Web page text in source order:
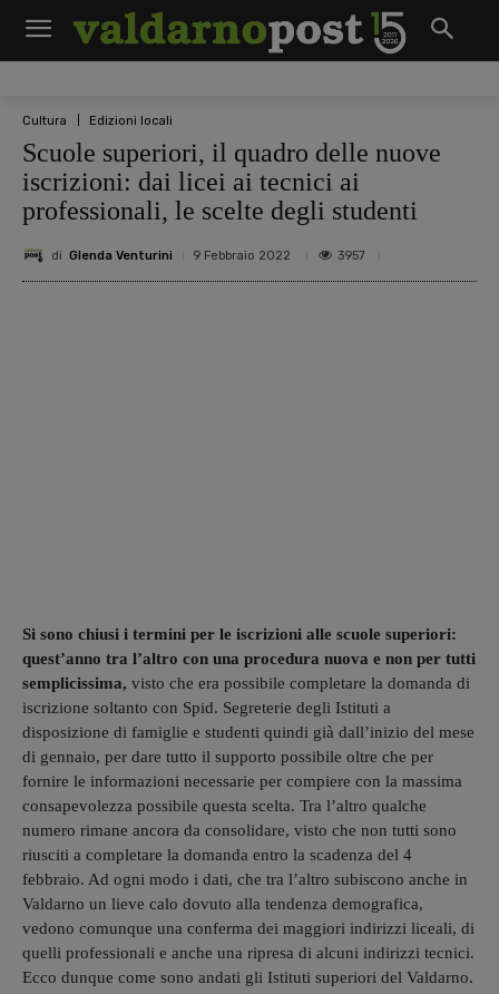
Cultura Edizioni locali
Scuole superiori, il quadro delle nuove
iscrizioni: dai licei ai tecnici ai
professionali, le scelte degli studenti
di Glenda Venturini 9 Febbraio 2022 3957
Si sono chiusi i termini per le iscrizioni alle scuole superiori:
quest’anno tra l’altro con una procedura nuova e non per tutti
semplicissima, visto che era possibile completare la domanda di
iscrizione soltanto con Spid. Segreterie degli Istituti a
disposizione di famiglie e studenti quindi già dall’inizio del mese
di gennaio, per dare tutto il supporto possibile oltre che per
fornire le informazioni necessarie per compiere con la massima
consapevolezza possibile questa scelta. Tra l’altro qualche
numero rimane ancora da consolidare, visto che non tutti sono
riusciti a completare la domanda entro la scadenza del 4
febbraio. Ad ogni modo i dati, che tra l’altro subiscono anche in
Valdarno un lieve calo dovuto alla tendenza demografica,
vedono comunque una conferma dei maggiori indirizzi liceali, di
quelli professionali e anche una ripresa di alcuni indirizzi tecnici.
Ecco dunque come sono andati gli Istituti superiori del Valdarno.